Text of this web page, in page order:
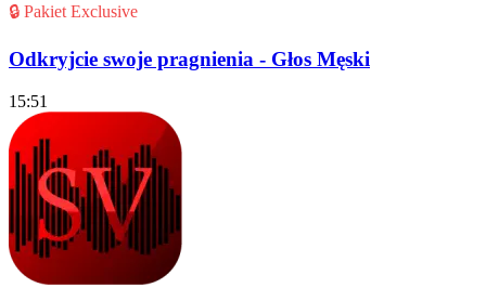
🔒 Pakiet Exclusive
Odkryjcie swoje pragnienia - Głos Męski
15:51